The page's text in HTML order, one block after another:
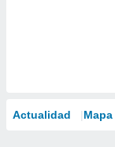
Actualidad